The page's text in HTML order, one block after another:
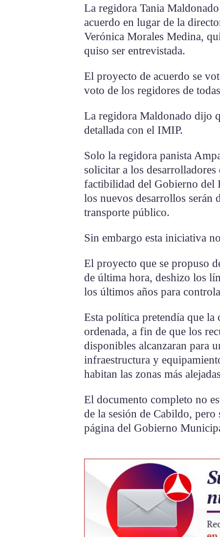
La regidora Tania
acuerdo en lugar de la
Verónica Morales Medina,
quiso ser entrevistada.
El proyecto de acuerdo se
voto de los regidores de
La regidora Maldonado dijo
detallada con el IMIP.
Solo la regidora panista
solicitar a los
factibilidad del Gobierno del
los nuevos desarrollos serán
transporte público.
Sin embargo esta iniciativa
El proyecto que se propuso
de última hora, deshizo los
los últimos años para
Esta política pretendía que la
ordenada, a fin de que los
disponibles alcanzaran para
infraestructura y
habitan las zonas más
El documento completo no
de la sesión de Cabildo, pero
página del Gobierno